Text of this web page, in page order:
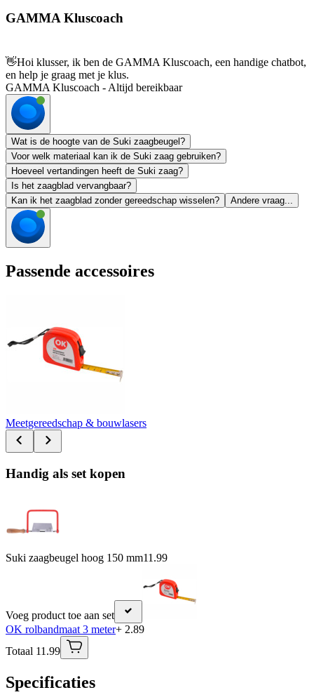
GAMMA Kluscoach
👋Hoi klusser, ik ben de GAMMA Kluscoach, een handige chatbot,
en help je graag met je klus.
GAMMA Kluscoach - Altijd bereikbaar
Wat is de hoogte van de Suki zaagbeugel?
Voor welk materiaal kan ik de Suki zaag gebruiken?
Hoeveel vertandingen heeft de Suki zaag?
Is het zaagblad vervangbaar?
Kan ik het zaagblad zonder gereedschap wisselen?
Andere vraag...
Passende accessoires
Meetgereedschap & bouwlasers
Handig als set kopen
Suki zaagbeugel hoog 150 mm11.99
Voeg product toe aan set
OK rolbandmaat 3 meter+ 2.89
Totaal 11.99
Specificaties